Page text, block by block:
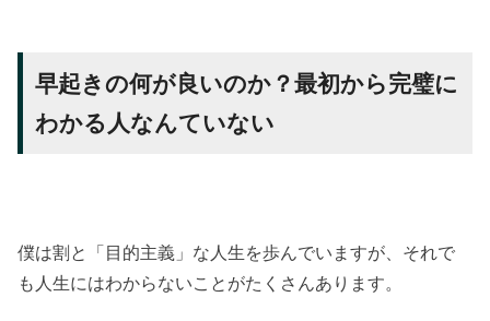
早起きの何が良いのか？最初から完璧に
わかる人なんていない
僕は割と「目的主義」な人生を歩んでいますが、それで
も人生にはわからないことがたくさんあります。